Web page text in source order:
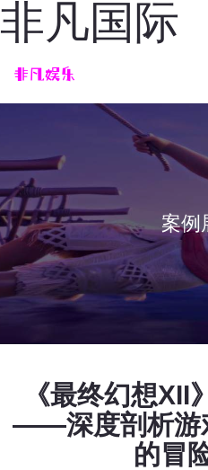
非凡国际
案例
《最终幻想XII
——深度剖析游
的冒